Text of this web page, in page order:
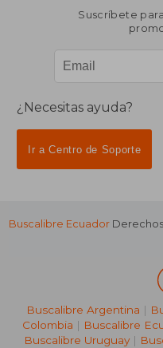
Suscríbete
¿Necesitas ayuda?
Ir a Centro de Soporte
Buscalibre Ecuador
Buscalibre Argentina |
Colombia | Buscalibre
Buscalibre Uruguay|